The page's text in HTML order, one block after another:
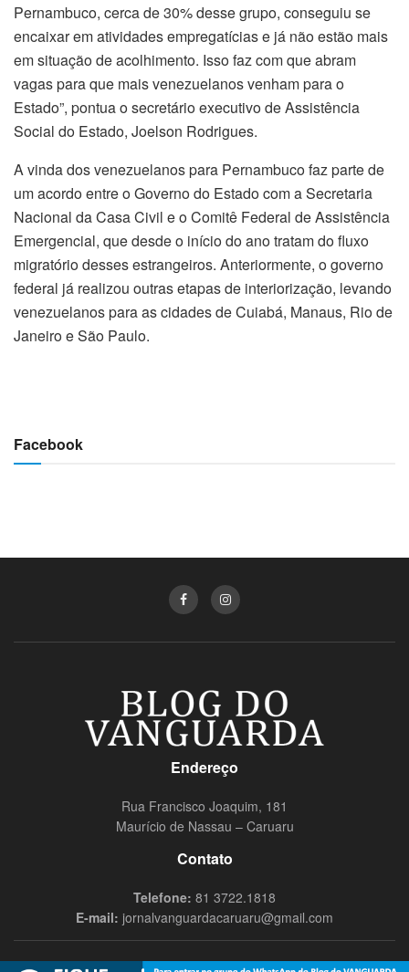
Pernambuco, cerca de 30% desse grupo, conseguiu se
encaixar em atividades empregatícias e já não estão mais
em situação de acolhimento. Isso faz com que abram
vagas para que mais venezuelanos venham para o
Estado”, pontua o secretário executivo de Assistência
Social do Estado, Joelson Rodrigues.
A vinda dos venezuelanos para Pernambuco faz parte de
um acordo entre o Governo do Estado com a Secretaria
Nacional da Casa Civil e o Comitê Federal de Assistência
Emergencial, que desde o início do ano tratam do fluxo
migratório desses estrangeiros. Anteriormente, o governo
federal já realizou outras etapas de interiorização, levando
venezuelanos para as cidades de Cuiabá, Manaus, Rio de
Janeiro e São Paulo.
Facebook
Endereço
Rua Francisco Joaquim, 181
Maurício de Nassau – Caruaru
Contato
Telefone: 81 3722.1818
E-mail: jornalvanguardacaruaru@gmail.com